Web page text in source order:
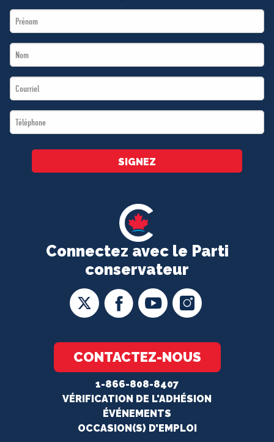
Connectez avec le Parti
conservateur
CONTACTEZ-NOUS
1-866-808-8407
VÉRIFICATION DE L'ADHÉSION
ÉVÉNEMENTS
OCCASION(S) D’EMPLOI
First
Name
Last
Name
Email
*
Téléphone
*
SIGNEZ